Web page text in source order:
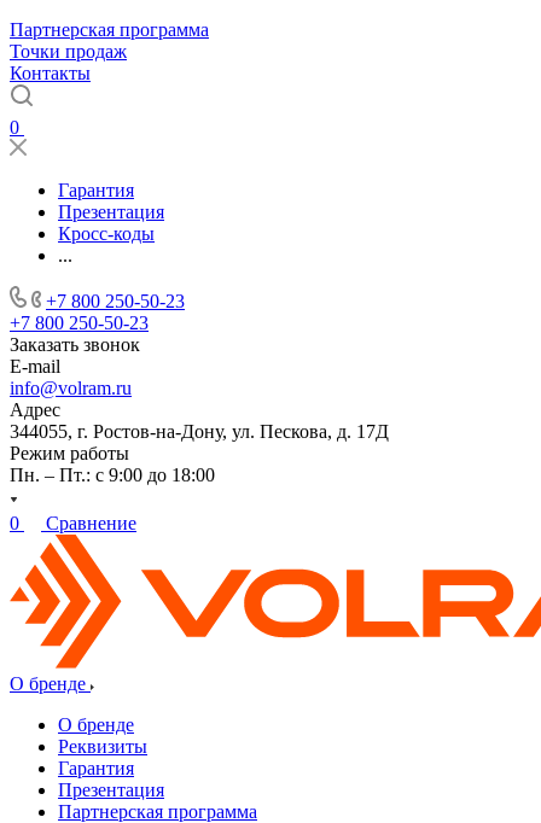
Партнерская программа
Точки продаж
Контакты
0
Гарантия
Презентация
Кросс-коды
...
+7 800 250-50-23
+7 800 250-50-23
Заказать звонок
E-mail
info@volram.ru
Адрес
344055, г. Ростов-на-Дону, ул. Пескова, д. 17Д
Режим работы
Пн. – Пт.: с 9:00 до 18:00
0 Сравнение
О бренде
О бренде
Реквизиты
Гарантия
Презентация
Партнерская программа